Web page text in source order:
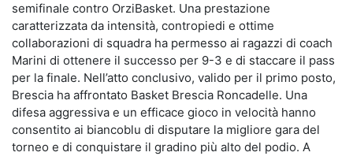
semifinale contro OrziBasket. Una prestazione
caratterizzata da intensità, contropiedi e ottime
collaborazioni di squadra ha permesso ai ragazzi di coach
Marini di ottenere il successo per 9-3 e di staccare il pass
per la finale. Nell’atto conclusivo, valido per il primo posto,
Brescia ha affrontato Basket Brescia Roncadelle. Una
difesa aggressiva e un efficace gioco in velocità hanno
consentito ai biancoblu di disputare la migliore gara del
torneo e di conquistare il gradino più alto del podio. A